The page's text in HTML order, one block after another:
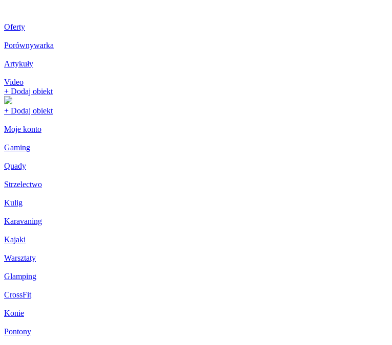
Oferty
Porównywarka
Artykuły
Video
+ Dodaj obiekt
+ Dodaj obiekt
Moje konto
Gaming
Quady
Strzelectwo
Kulig
Karavaning
Kajaki
Warsztaty
Glamping
CrossFit
Konie
Pontony